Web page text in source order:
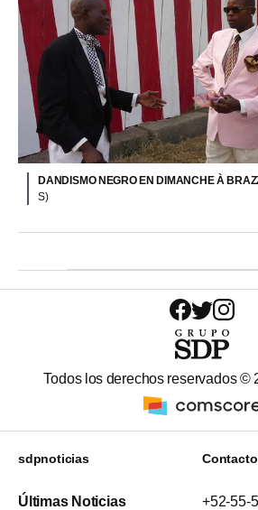
DANDISMO NEGRO EN DIMANCHE À
S)
Todos los derechos reservados ©
sdpnoticias
Últimas Noticias
Contacto
+52-55-